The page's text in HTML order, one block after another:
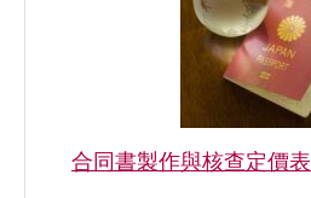
合同書製作與核查定價表